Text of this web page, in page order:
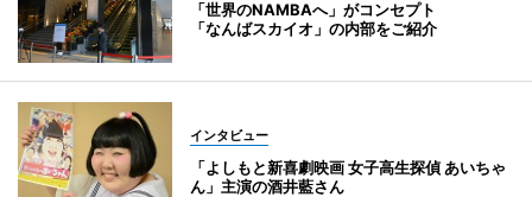
「世界のNAMBAへ」がコンセプト
「なんばスカイオ」の内部をご紹介
インタビュー
「よしもと新喜劇映画 女子高生探偵 あいちゃ
ん」主演の酒井藍さん